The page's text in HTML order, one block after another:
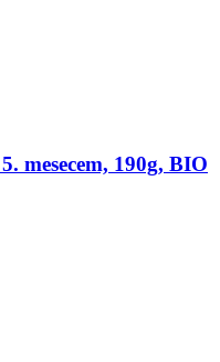
mesecem, 190g, BIO